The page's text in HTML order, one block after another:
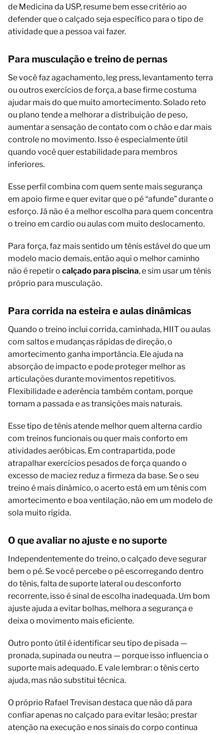
de Medicina da USP, resume bem esse critério ao
defender que o calçado seja específico para o tipo de
atividade que a pessoa vai fazer.
Para musculação e treino de pernas
Se você faz agachamento, leg press, levantamento terra
ou outros exercícios de força, a base firme costuma
ajudar mais do que muito amortecimento. Solado reto
ou plano tende a melhorar a distribuição de peso,
aumentar a sensação de contato com o chão e dar mais
controle no movimento. Isso é especialmente útil
quando você quer estabilidade para membros
inferiores.
Esse perfil combina com quem sente mais segurança
em apoio firme e quer evitar que o pé “afunde” durante o
esforço. Já não é a melhor escolha para quem concentra
o treino em cardio ou aulas com muito deslocamento.
Para força, faz mais sentido um tênis estável do que um
modelo macio demais, então aqui o melhor caminho
não é repetir o calçado para piscina, e sim usar um tênis
próprio para musculação.
Para corrida na esteira e aulas dinâmicas
Quando o treino inclui corrida, caminhada, HIIT ou aulas
com saltos e mudanças rápidas de direção, o
amortecimento ganha importância. Ele ajuda na
absorção de impacto e pode proteger melhor as
articulações durante movimentos repetitivos.
Flexibilidade e aderência também contam, porque
tornam a passada e as transições mais naturais.
Esse tipo de tênis atende melhor quem alterna cardio
com treinos funcionais ou quer mais conforto em
atividades aeróbicas. Em contrapartida, pode
atrapalhar exercícios pesados de força quando o
excesso de maciez reduz a firmeza da base. Se o seu
treino é mais dinâmico, o acerto está em um tênis com
amortecimento e boa ventilação, não em um modelo de
sola muito rígida.
O que avaliar no ajuste e no suporte
Independentemente do treino, o calçado deve segurar
bem o pé. Se você percebe o pé escorregando dentro
do tênis, falta de suporte lateral ou desconforto
recorrente, isso é sinal de escolha inadequada. Um bom
ajuste ajuda a evitar bolhas, melhora a segurança e
deixa o movimento mais eficiente.
Outro ponto útil é identificar seu tipo de pisada —
pronada, supinada ou neutra — porque isso influencia o
suporte mais adequado. E vale lembrar: o tênis certo
ajuda, mas não substitui técnica.
O próprio Rafael Trevisan destaca que não dá para
confiar apenas no calçado para evitar lesão; prestar
atenção na execução e nos sinais do corpo continua